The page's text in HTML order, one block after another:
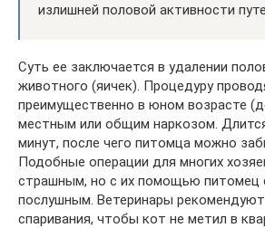
излишней половой активности
Суть ее заключается в удалении
животного (яичек). Процедуру
преимущественно в юном возрасте
местным или общим наркозом.
минут, после чего питомца можно
Подобные операции для многих
страшным, но с их помощью питомец
послушным. Ветеринары
спаривания, чтобы кот не метил в